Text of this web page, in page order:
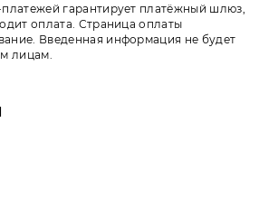
гарантирует платёжный шлюз,
оплата. Страница оплаты
Введенная информация не будет
лицам.